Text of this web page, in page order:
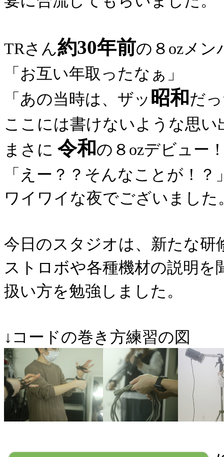
TRさん約30年前の８ozメン
「お互い年取ったなぁ」
「あの当時は、ザッ 昭和 だ
ここには書けないような思い
まさに 令和 の８ozデビュー
「えー？？そんなことが！
ワイワイな夜でございました
今日のスタジオは、新たな
ストロボや各種機材の説明を
扱い方を勉強しました。
↓コードの巻き方練習の図